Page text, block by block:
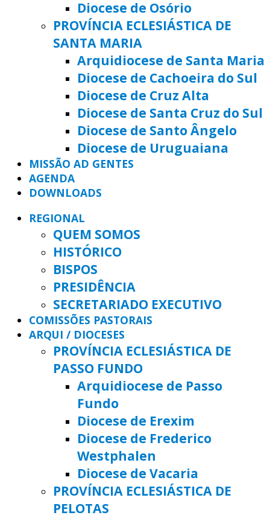
Diocese de Osório
PROVÍNCIA ECLESIÁSTICA DE
SANTA MARIA
Arquidiocese de Santa Maria
Diocese de Cachoeira do Sul
Diocese de Cruz Alta
Diocese de Santa Cruz do Sul
Diocese de Santo Ângelo
Diocese de Uruguaiana
MISSÃO AD GENTES
AGENDA
DOWNLOADS
REGIONAL
QUEM SOMOS
HISTÓRICO
BISPOS
PRESIDÊNCIA
SECRETARIADO EXECUTIVO
COMISSÕES PASTORAIS
ARQUI / DIOCESES
PROVÍNCIA ECLESIÁSTICA DE
PASSO FUNDO
Arquidiocese de Passo
Fundo
Diocese de Erexim
Diocese de Frederico
Westphalen
Diocese de Vacaria
PROVÍNCIA ECLESIÁSTICA DE
PELOTAS